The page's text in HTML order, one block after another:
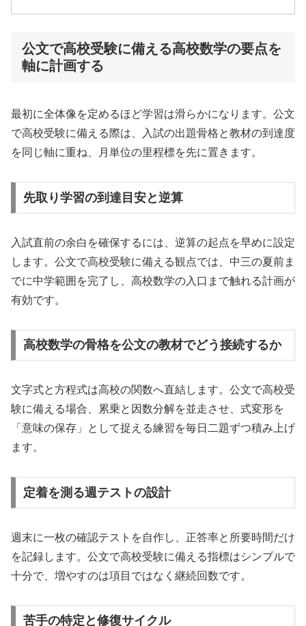
公文で高校受験に備える高校数学の要点を
軸に計画する
最初に全体像を定めるほど学習は滑らかになります。公文
で高校受験に備える際は、入試の出題骨格と教材の到達度
を同じ軸に重ね、月単位の里程標を先に置きます。
先取り学習の到達目安と逆算
入試直前の余白を確保するには、逆算の起点を早めに設定
します。公文で高校受験に備える観点では、中三の夏前ま
でに中学範囲を完了し、高校数学の入口まで触れる計画が
有効です。
高校数学の骨格を公文の教材でどう接続するか
文字式と方程式は高校の関数へ直結します。公文で高校受
験に備える場合、累乗と因数分解を並走させ、式変形を
「意味の保存」として捉える練習を毎日二題ずつ積み上げ
ます。
定着を測る週テストの設計
週末に一枚の確認テストを自作し、正答率と所要時間だけ
を記録します。公文で高校受験に備える指標はシンプルで
十分で、増やすのは項目ではなく継続回数です。
苦手の特定と修復サイクル